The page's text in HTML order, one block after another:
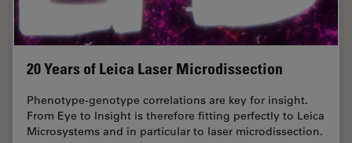
20 Years of Leica Laser Microdissection
Phenotype-genotype correlations are key for insight.
From Eye to Insight is therefore fitting perfectly to Leica
Microsystems and in particular to laser microdissection.